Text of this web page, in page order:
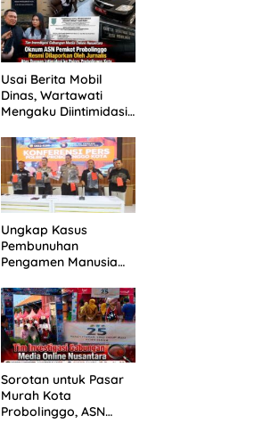
Usai Berita Mobil
Dinas, Wartawati
Mengaku Diintimidasi
Pemkot Probolinggo
dan Tempuh Jalur
Hukum
Ungkap Kasus
Pembunuhan
Pengamen Manusia
Probolinggo Kota
Tangkap Dua Pelaku
Sorotan untuk Pasar
Murah Kota
Probolinggo, ASN